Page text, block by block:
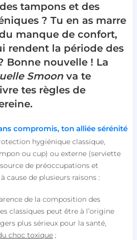
tampons et des
? Tu en as marre
manque de confort,
rendent la période des
Bonne nouvelle ! La
Smoonva te
tes règles de
compromis, ton alliée sérénité
hygiénique classique,
ou cup) ou externe (serviette
de préoccupations et
cause de plusieurs raisons :
de la composition des
classiques peut être à l’origine
plus sérieux pour la santé,
choc toxique;